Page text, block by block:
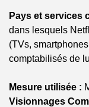
Pays et services
dans lesquels
(TVs,
comptabilisés de
Mesure utilisée :
Visionnages